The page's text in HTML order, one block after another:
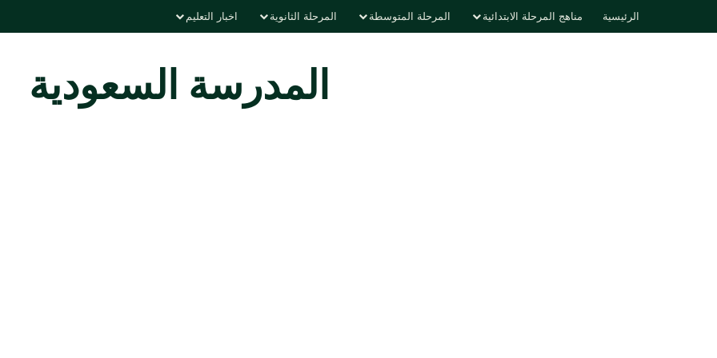
الرئيسية مناهج المرحلة الابتدائية المرحلة المتوسطة المرحلة الثانوية اخبار التعليم
المدرسة السعودية